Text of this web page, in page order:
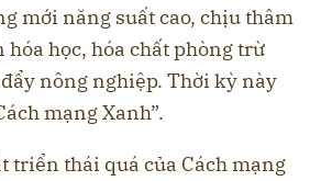
mới năng suất cao, chịu thâm
hóa học, hóa chất phòng trừ
nông nghiệp. Thời kỳ này
mạng Xanh”.
triển thái quá của Cách mạng